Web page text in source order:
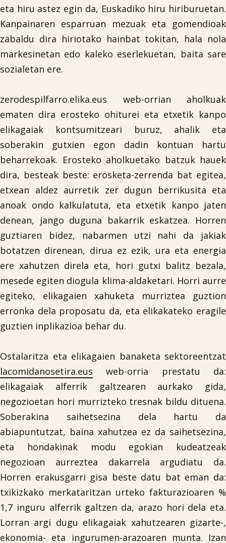
eta hiru astez egin da, Euskadiko hiru hiriburuetan.
Kanpainaren esparruan mezuak eta gomendioak
zabaldu dira hiriotako hainbat tokitan, hala nola
markesinetan edo kaleko eserlekuetan, baita sare
sozialetan ere.
zerodespilfarro.elika.eus web-orrian aholkuak
ematen dira erosteko ohiturei eta etxetik kanpo
elikagaiak kontsumitzeari buruz, ahalik eta
soberakin gutxien egon dadin kontuan hartu
beharrekoak. Erosteko aholkuetako batzuk hauek
dira, besteak beste: erosketa-zerrenda bat egitea,
etxean aldez aurretik zer dugun berrikusita eta
anoak ondo kalkulatuta, eta etxetik kanpo jaten
denean, jango duguna bakarrik eskatzea. Horren
guztiaren bidez, nabarmen utzi nahi da jakiak
botatzen direnean, dirua ez ezik, ura eta energia
ere xahutzen direla eta, hori gutxi balitz bezala,
mesede egiten diogula klima-aldaketari. Horri aurre
egiteko, elikagaien xahuketa murriztea guztion
erronka dela proposatu da, eta elikakateko eragile
guztien inplikazioa behar du.
Ostalaritza eta elikagaien banaketa sektoreentzat
lacomidanosetira.eus web-orria prestatu da:
elikagaiak alferrik galtzearen aurkako gida,
negozioetan hori murrizteko tresnak bildu dituena.
Soberakina saihetsezina dela hartu da
abiapuntutzat, baina xahutzea ez da saihetsezina,
eta hondakinak modu egokian kudeatzeak
negozioan aurreztea dakarrela argudiatu da.
Horren erakusgarri gisa beste datu bat eman da:
txikizkako merkataritzan urteko fakturazioaren %
1,7 inguru alferrik galtzen da, arazo hori dela eta.
Lorran argi dugu elikagaiak xahutzearen gizarte-,
ekonomia- eta ingurumen-arazoaren munta. Izan